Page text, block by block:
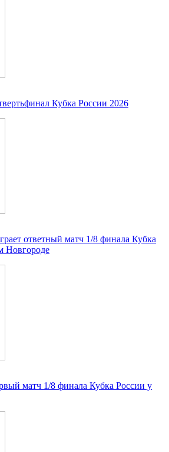
Кубка России 2026
ответный матч 1/8 финала Кубка
Новгороде
матч 1/8 финала Кубка России у